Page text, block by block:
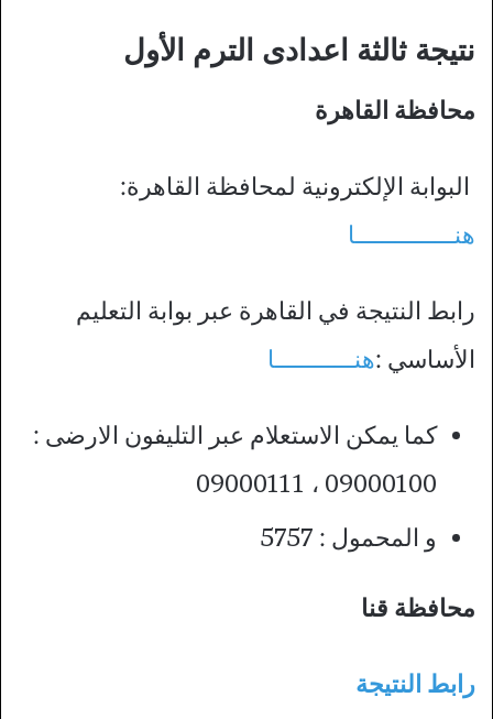
نتيجة ثالثة اعدادى الترم الأول
محافظة القاهرة
البوابة الإلكترونية لمحافظة القاهرة:
هنـــــــــــــــا
رابط النتيجة في القاهرة عبر بوابة التعليم
الأساسي :هنــــــــــــا
كما يمكن الاستعلام عبر التليفون الارضى :
09000100 ، 09000111
و المحمول : 5757
محافظة قنا
رابط النتيجة